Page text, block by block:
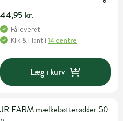
44,95 kr.
Få leveret
Klik & Hent i14 centre
Læg i kurv
JR FARM mælkebøtterødder 50